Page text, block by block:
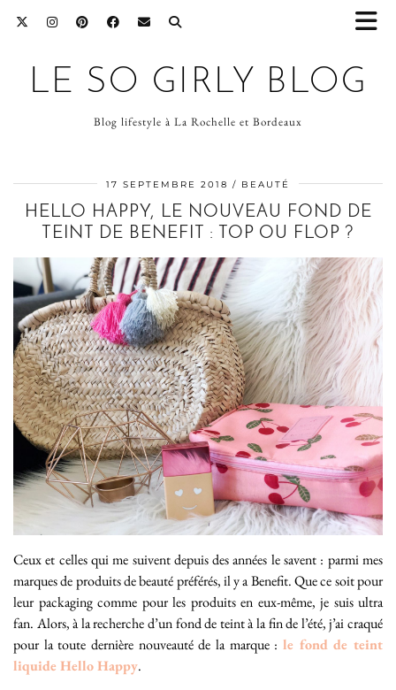
LE SO GIRLY BLOG
Blog lifestyle à La Rochelle et Bordeaux
17 SEPTEMBRE 2018 BEAUTÉ
HELLO HAPPY, LE NOUVEAU FOND DE
TEINT DE BENEFIT : TOP OU FLOP ?
Ceux et celles qui me suivent depuis des années le savent : parmi mes
marques de produits de beauté préférés, il y a Benefit. Que ce soit pour
leur packaging comme pour les produits en eux-même, je suis ultra
fan. Alors, à la recherche d’un fond de teint à la fin de l’été, j’ai craqué
pour la toute dernière nouveauté de la marque : le fond de teint
liquide Hello Happy.